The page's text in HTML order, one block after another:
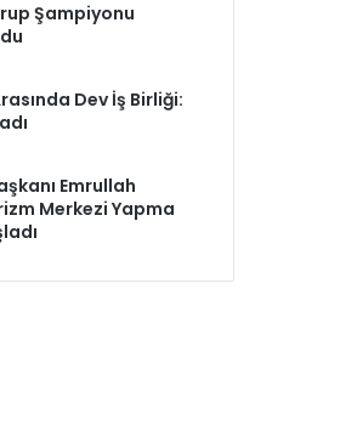
Şampiyonu
Dev İş Birliği:
Emrullah
Merkezi Yapma